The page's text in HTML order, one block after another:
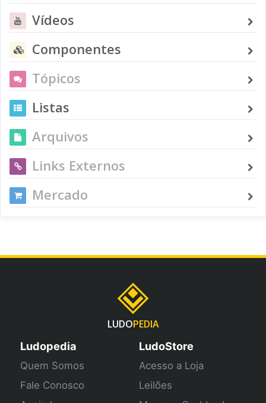
Vídeos
Componentes
Tópicos
Listas
Arquivos
Links Externos
Mercado
LUDOPEDIA
Ludopedia
Quem Somos
Fale Conosco
LudoStore
Acesso a Loja
Leilões